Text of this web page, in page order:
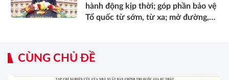
hành động kịp thời; góp phần bảo vệ
Tổ quốc từ sớm, từ xa; mở đường,
CÙNG CHỦ ĐỀ